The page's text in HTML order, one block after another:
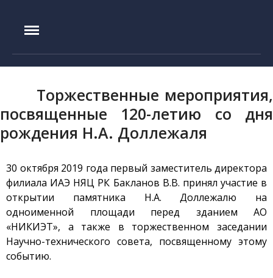
Главная
Руководство
Экспериментальная база
Реактор ИГР
Стенд ЛИАНА
Токамак КТМ
Установка ЛАВА-Б
Установка ВИКА
Установка EAGLE
IAE.KZ
Торжественные мероприятия,
посвященные 120-летию со дня
рождения Н.А. Доллежаля
30 октября 2019 года первый заместитель директора
филиала ИАЭ НЯЦ РК Бакланов В.В. принял участие в
открытии памятника Н.А. Доллежалю на
одноименной площади перед зданием АО
«НИКИЭТ», а также в торжественном заседании
Научно-технического совета, посвященному этому
событию.